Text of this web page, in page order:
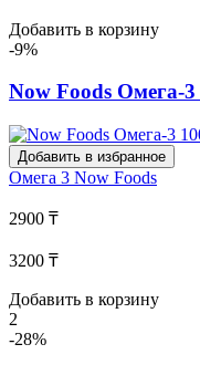
Добавить в корзину
-9%
Now Foods Омега-
Добавить в избранное
Омега 3 Now Foods
2900 ₸
3200 ₸
Добавить в корзину
2
-28%